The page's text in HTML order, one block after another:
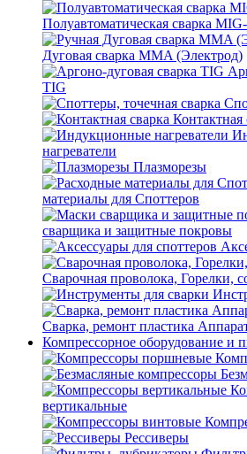
Полуавтоматическая сварка
Дуговая сварка MMA (Электрод)
TIG
Контактная
нагреватели
Плазморезы
материалы для Споттеров
сварщика и защитные покровы
Сварочная проволока, Горелки,
Сварка, ремонт пластика
Компрессорное оборудование и
вертикальные
Рессиверы